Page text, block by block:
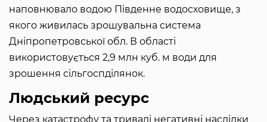
наповнювало водою Південне водосховище, з
якого живилась зрошувальна система
Дніпропетровської обл. В області
використовується 2,9 млн куб. м води для
зрошення сільгоспділянок.
Людський ресурс
Через катастрофу та тривалі негативні наслідки